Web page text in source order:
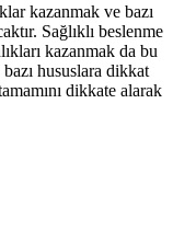
kazanmak ve bazı
Sağlıklı beslenme
kazanmak da bu
hususlara dikkat
dikkate alarak